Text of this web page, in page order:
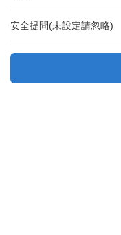
安全提問(未設定請忽略)